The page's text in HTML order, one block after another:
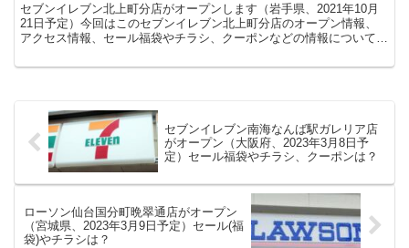
セブンイレブン北上町分店がオープンします（岩手県、2021年10月
21日予定）今回はこのセブンイレブン北上町分店のオープン情報、
アクセス情報、セール福袋やチラシ、クーポンなどの情報についてま
セブンイレブン南海なんば駅ガレリア店
がオープン（大阪府、2023年3月8日予
定）セール福袋やチラシ、クーポンは？
ローソン仙台国分町晩翠通店がオープン
（宮城県、2023年3月9日予定）セール(福
袋)やチラシは？